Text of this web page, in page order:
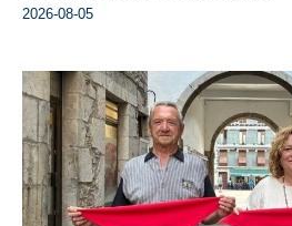
2026-08-05